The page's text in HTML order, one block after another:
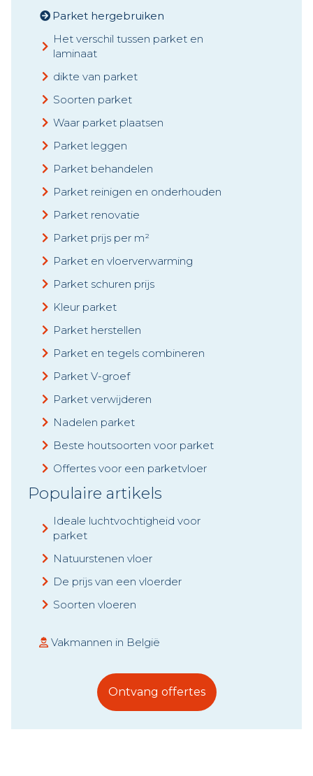
Parket hergebruiken
Het verschil tussen parket en
laminaat
dikte van parket
Soorten parket
Waar parket plaatsen
Parket leggen
Parket behandelen
Parket reinigen en onderhouden
Parket renovatie
Parket prijs per m²
Parket en vloerverwarming
Parket schuren prijs
Kleur parket
Parket herstellen
Parket en tegels combineren
Parket V-groef
Parket verwijderen
Nadelen parket
Beste houtsoorten voor parket
Offertes voor een parketvloer
Populaire artikels
Ideale luchtvochtigheid voor
parket
Natuurstenen vloer
De prijs van een vloerder
Soorten vloeren
Vakmannen in België
Ontvang offertes